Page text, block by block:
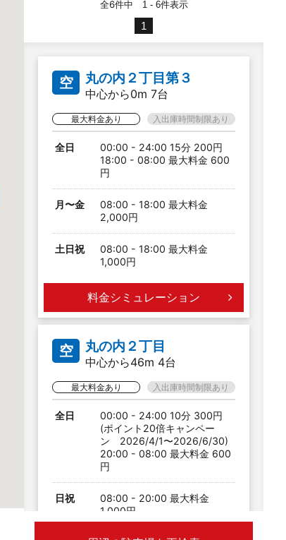
全6件中 1 - 6件表示
1
空 丸の内２丁目第３
中心から0m 7台
最大料金あり 入出庫時間制限あり
全日
00:00 - 24:00 15分 200円
18:00 - 08:00 最大料金 600
円
月〜金
08:00 - 18:00 最大料金
2,000円
土日祝
08:00 - 18:00 最大料金
1,000円
料金シミュレーション
空 丸の内２丁目
中心から46m 4台
最大料金あり 入出庫時間制限あり
全日
00:00 - 24:00 10分 300円
(ポイント20倍キャンペー
ン 2026/4/1〜2026/6/30)
20:00 - 08:00 最大料金 600
円
日祝
08:00 - 20:00 最大料金
1,000円